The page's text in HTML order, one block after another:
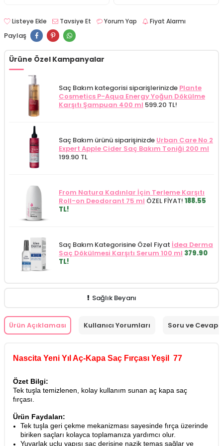
Listeye Ekle Tavsiye Et Yorum Yap Fiyat Alarmı
Paylaş
Ürüne Özel Kampanyalar
Saç Bakım kategorisi siparişlerinizde Plante
Cosmetics P-Aqua Energy Yoğun Dökülme
Karşıtı Şampuan 400 ml 599.20 TL!
Saç Bakım ürünü siparişinizde Urban Care No 2
Expert Apple Cider Saç Bakım Toniği 200 ml
199.90 TL
From Natura Kadınlar İçin Terleme Karşıtı
Roll-on Deodorant 75 ml ÖZEL FİYAT! 188.55
TL!
Saç Bakım Kategorisine Özel Fiyat İdea Derma
Saç Dökülmesi Karşıtı Serum 100 ml 379.90
TL!
Sağlık Beyanı
Ürün Açıklaması Kullanıcı Yorumları Soru ve Cevap
Nascita Yeni Yıl Aç-Kapa Saç Fırçası Yeşil 77
Özet Bilgi:
Tek tuşla temizlenen, kolay kullanım sunan aç kapa saç
fırçası.
Ürün Faydaları:
Tek tuşla geri çekme mekanizması sayesinde fırça üzerinde
biriken saçları kolayca toplamanıza yardımcı olur.
Yuvarlak uçlu yapısı saç derisine nazik temas sağlar ve